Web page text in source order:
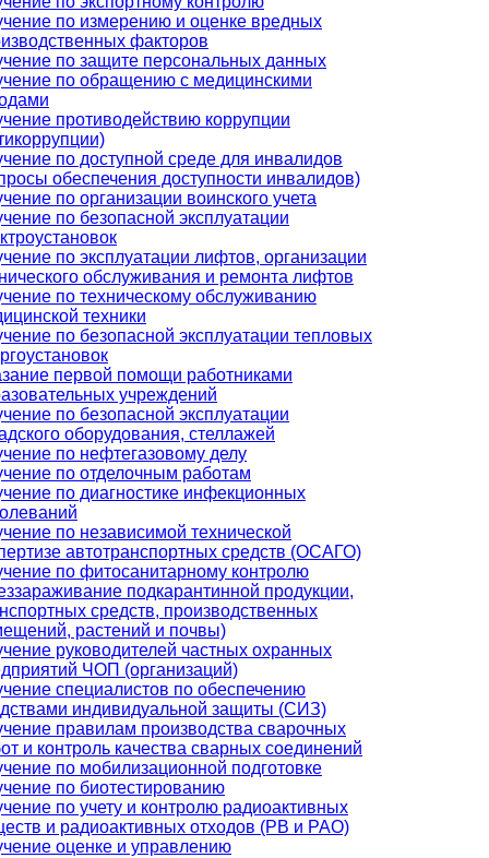
по измерению и оценке вредных
факторов
по защите персональных данных
по обращению с медицинскими
противодействию коррупции
по доступной среде для инвалидов
обеспечения доступности инвалидов)
по организации воинского учета
по безопасной эксплуатации
по эксплуатации лифтов, организации
обслуживания и ремонта лифтов
по техническому обслуживанию
техники
по безопасной эксплуатации тепловых
первой помощи работниками
учреждений
по безопасной эксплуатации
оборудования, стеллажей
по нефтегазовому делу
по отделочным работам
по диагностике инфекционных
по независимой технической
автотранспортных средств (ОСАГО)
по фитосанитарному контролю
подкарантинной продукции,
средств, производственных
растений и почвы)
руководителей частных охранных
ЧОП (организаций)
специалистов по обеспечению
индивидуальной защиты (СИЗ)
правилам производства сварочных
и контроль качества сварных соединений
по мобилизационной подготовке
по биотестированию
по учету и контролю радиоактивных
и радиоактивных отходов (РВ и РАО)
оценке и управлению